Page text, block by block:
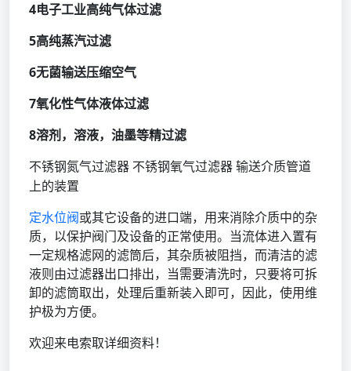
4电子工业高纯气体过滤
5高纯蒸汽过滤
6无菌输送压缩空气
7氧化性气体液体过滤
8溶剂，溶液，油墨等精过滤
不锈钢氮气过滤器 不锈钢氧气过滤器 输送介质管道
上的装置
定水位阀或其它设备的进口端，用来消除介质中的杂
质，以保护阀门及设备的正常使用。当流体进入置有
一定规格滤网的滤筒后，其杂质被阻挡，而清洁的滤
液则由过滤器出口排出，当需要清洗时，只要将可拆
卸的滤筒取出，处理后重新装入即可，因此，使用维
护极为方便。
欢迎来电索取详细资料！